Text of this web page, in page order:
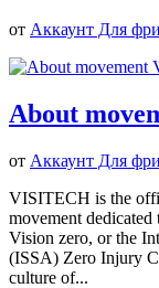
от Аккаунт Для
About
от Аккаунт Для
VISITECH is the
movement
Vision zero, or the
(ISSA) Zero Injury
culture of...